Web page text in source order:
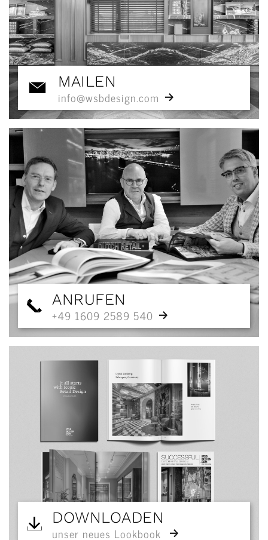
MAILEN
info@wsbdesign.com
ANRUFEN
+49 1609 2589 540
DOWNLOADEN
unser neues Lookbook